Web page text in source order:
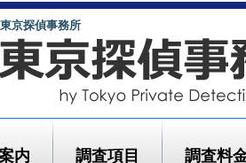
京探偵事務所
内 調査項目 調査料